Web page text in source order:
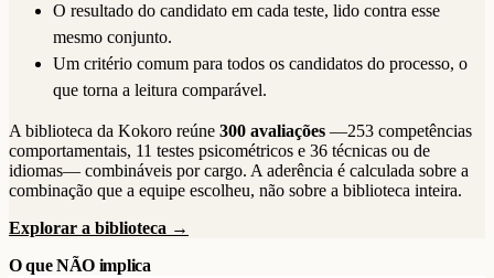
O resultado do candidato em cada teste, lido contra esse
mesmo conjunto.
Um critério comum para todos os candidatos do processo, o
que torna a leitura comparável.
A biblioteca da Kokoro reúne 300 avaliações —253 competências
comportamentais, 11 testes psicométricos e 36 técnicas ou de
idiomas— combináveis por cargo. A aderência é calculada sobre a
combinação que a equipe escolheu, não sobre a biblioteca inteira.
Explorar a biblioteca →
O que NÃO implica